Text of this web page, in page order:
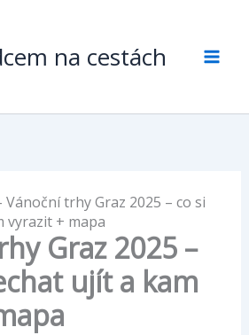
na cestách
Vánoční trhy Graz 2025 – co si
vyrazit + mapa
Graz 2025 –
ujít a kam